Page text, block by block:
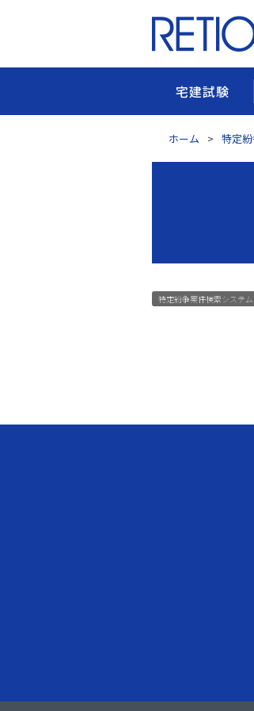
宅建試験
ホーム 特定
特定紛争案件検索システ